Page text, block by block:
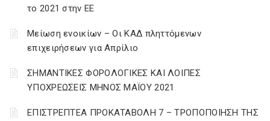
το 2021 στην ΕΕ
Μείωση ενοικίων – Οι ΚΑΔ πληττόμενων
επιχειρήσεων για Απρίλιο
ΣΗΜΑΝΤΙΚΕΣ ΦΟΡΟΛΟΓΙΚΕΣ ΚΑΙ ΛΟΙΠΕΣ
ΥΠΟΧΡΕΩΣΕΙΣ ΜΗΝΟΣ ΜΑΪΟΥ 2021
ΕΠΙΣΤΡΕΠΤΕΑ ΠΡΟΚΑΤΑΒΟΛΗ 7 – ΤΡΟΠΟΠΟΙΗΣΗ ΤΗΣ